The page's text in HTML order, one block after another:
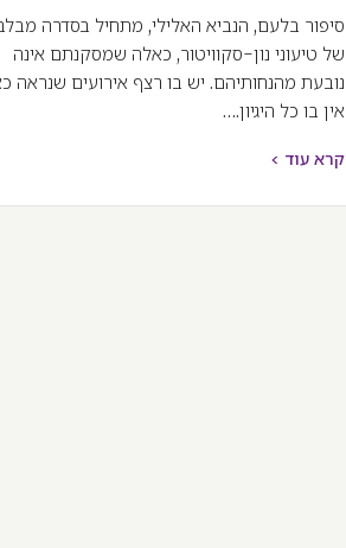
סיפור בלעם, הנביא האלילי, מתחיל בסדרה
של טיעוני נון-סקוויטור, כאלה שמסקנתם אינה
נובעת מהנחותיהם. יש בו רצף אירועים שנראה
אין בו כל היגיון.…
קרא עוד >